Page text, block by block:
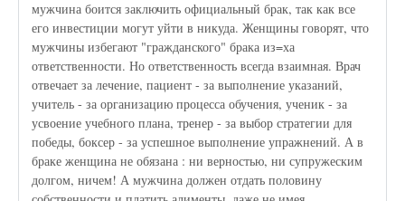
мужчина боится заключить официальный брак, так как все
его инвестиции могут уйти в никуда. Женщины говорят, что
мужчины избегают "гражданского" брака из=ха
ответственности. Но ответственность всегда взаимная. Врач
отвечает за лечение, пациент - за выполнение указаний,
учитель - за организацию процесса обучения, ученик - за
усвоение учебного плана, тренер - за выбор стратегии для
победы, боксер - за успешное выполнение упражнений. А в
браке женщина не обязана : ни верностью, ни супружеским
долгом, ничем! А мужчина должен отдать половину